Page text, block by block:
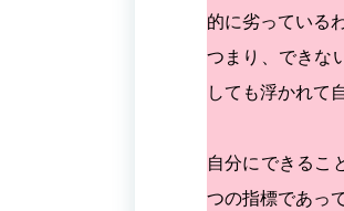
的に劣っている
つまり、できな
しても浮かれて
自分にできるこ
つの指標であっ